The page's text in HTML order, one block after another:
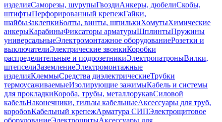
изделияСаморезы, шурупыГвоздиАнкеры, дюбелиСкобы,
штифтыПерфорированный крепежГайки,
шайбыЗаклепкиБолты, винты, шпилькиХомутыХимические
анкерыКарабиныФиксаторы арматурыШплинтыПружины
универсальныеЭлектромонтажное оборудованиеРозетки и
выключателиЭлектрические звонкиКоробки
распределительные и подрозетникиЭлектропатроныВилки,
штепселиЗаземлениеЭлектромонтажные
изделияКлеммыСредства диэлектрическиеТрубки
термоусаживаемыеИзолирующие зажимыКабель и системы
для прокладкиКороба, трубы, металлорукавСиловой
кабельНаконечники, гильзы кабельныеАксессуары для труб,
коробовКабельный крепежАрматура СИПЭлектрощитовое
оборудованиеЭлектрощитыАксессуары для